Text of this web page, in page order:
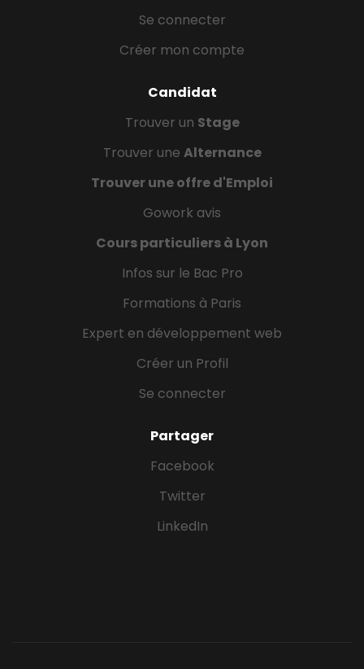
Se connecter
Créer mon compte
Candidat
Trouver un Stage
Trouver une Alternance
Trouver une offre d'Emploi
Gowork avis
Cours particuliers à Lyon
Infos sur le Bac Pro
Formations à Paris
Expert en développement web
Créer un Profil
Se connecter
Partager
Facebook
Twitter
LinkedIn